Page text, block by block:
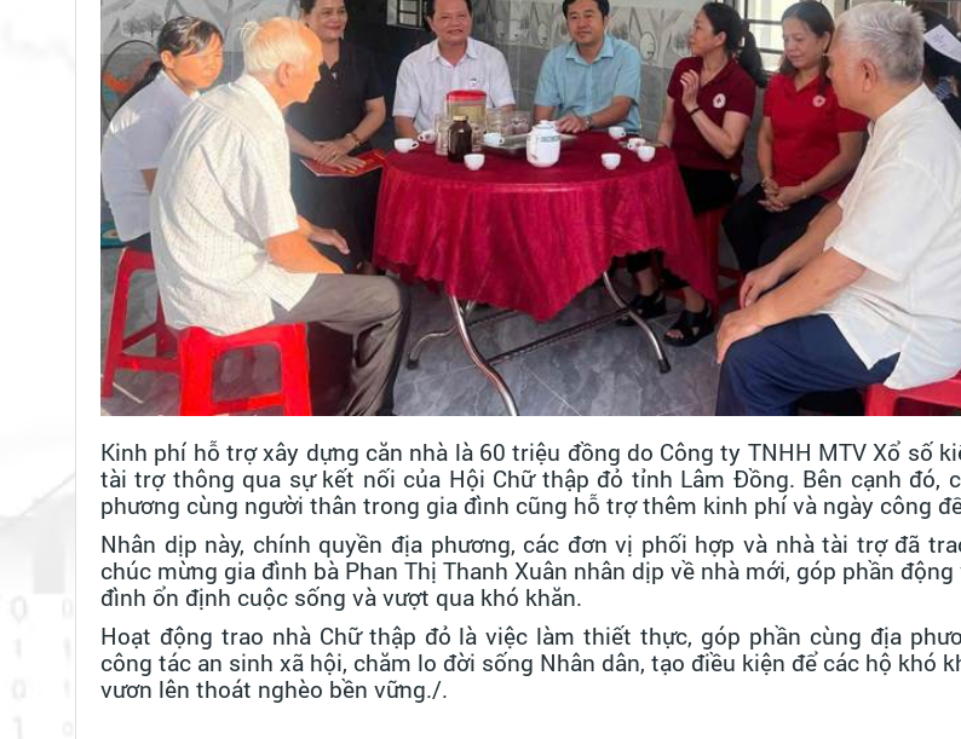
Kinh phí hỗ trợ xây dựng căn nhà là 60 triệu đồng do Công ty TNHH MTV Xổ số
tài trợ thông qua sự kết nối của Hội Chữ thập đỏ tỉnh Lâm Đồng. Bên cạnh đó,
phương cùng người thân trong gia đình cũng hỗ trợ thêm kinh phí và ngày công
Nhân dịp này, chính quyền địa phương, các đơn vị phối hợp và nhà tài trợ đã
chúc mừng gia đình bà Phan Thị Thanh Xuân nhân dịp về nhà mới, góp phần
đình ổn định cuộc sống và vượt qua khó khăn.
Hoạt động trao nhà Chữ thập đỏ là việc làm thiết thực, góp phần cùng địa
công tác an sinh xã hội, chăm lo đời sống Nhân dân, tạo điều kiện để các hộ khó
vươn lên thoát nghèo bền vững./.